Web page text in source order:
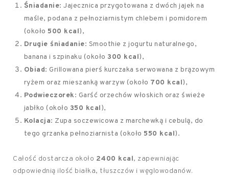
Śniadanie: Jajecznica przygotowana z dwóch jajek na
maśle, podana z pełnoziarnistym chlebem i pomidorem
(około 500 kcal),
Drugie śniadanie: Smoothie z jogurtu naturalnego,
banana i szpinaku (około 300 kcal),
Obiad: Grillowana pierś kurczaka serwowana z brązowym
ryżem oraz mieszanką warzyw (około 700 kcal),
Podwieczorek: Garść orzechów włoskich oraz świeże
jabłko (około 350 kcal),
Kolacja: Zupa soczewicowa z marchewką i cebulą, do
tego grzanka pełnoziarnista (około 550 kcal).
Całość dostarcza około 2400 kcal, zapewniając
odpowiednią ilość białka, tłuszczów i węglowodanów.